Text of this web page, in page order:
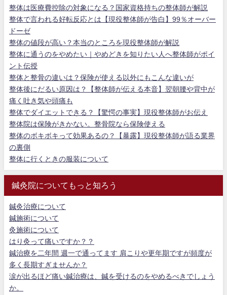
整体は医療費控除の対象になる？国家資格持ちの整体師が解説
整体で言われる好転反応とは【現役整体師が告白】99％オーバー
ドーゼ
整体の値段が高い？本当のところを現役整体師が解説
整体に通うのをやめたい｜やめどきを知りたい人へ整体師がポイ
ント伝授
整体と整骨の違いは？保険が使える以外にもこんな違いが
整体後にだるい原因は？【整体師が伝える本音】翌朝腰や背中が
痛く吐き気や頭痛も
整体でダイエットできる？【驚愕の事実】現役整体師がお伝え
整体院は保険がきかない。整骨院なら保険使える
整体のボキボキって効果あるの？【暴露】現役整体師が語る業界
の裏側
整体に行くときの服装について
鍼灸院についてもっと知ろう
鍼灸治療について
鍼施術について
灸施術について
はり灸って痛いですか？？
鍼治療を二年間 週一で通ってます 肩こりや更年期ですが頻度が
多く長期すぎませんか？
涙が出るほど痛い鍼治療は、鍼を受けるのをやめるべきでしょう
か。